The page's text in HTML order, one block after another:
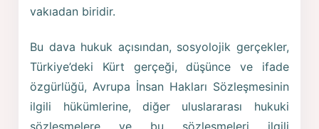
vakıadan biridir.
Bu dava hukuk açısından, sosyolojik gerçekler,
Türkiye’deki Kürt gerçeği, düşünce ve ifade
özgürlüğü, Avrupa İnsan Hakları Sözleşmesinin
ilgili hükümlerine, diğer uluslararası hukuki